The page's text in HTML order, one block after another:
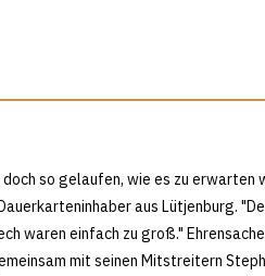
doch so gelaufen, wie es zu erwarten
aus Lütjenburg.
waren einfach zu groß."
mit seinen Mitstreitern